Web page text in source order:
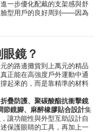
一步優化配戴的支架感與舒
型用戶的良好周到 ——因為
鏡？
的路邊攤貨到上萬元的精品
正能在高強度戶外運動中通
起來的，而是靠精準的材料
疊防護、聚碳酸酯抗衝擊鏡
節鏡腳、麻醉橡膠貼合設計集
，讓功能性與外型互助設計自
保護眼睛的工具，再加上一